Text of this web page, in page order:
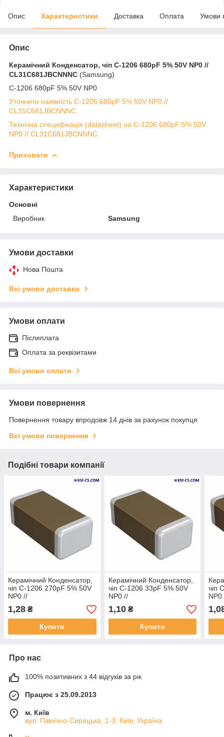
Опис Характеристики Доставка Оплата Умови
Опис
Керамічний Конденсатор, чіп C-1206 680pF 5% 50V NP0 //
CL31C681JBCNNNC (Samsung)
C-1206 680pF 5% 50V NP0
Уточнити наявність C-1206 680pF 5% 50V NP0 //
CL31C681JBCNNNC
Технічна специфікація (datasheet) на C-1206 680pF 5% 50V
NP0 // CL31C681JBCNNNC
Приховати
Характеристики
Основні
Виробник
Samsung
Умови доставки
Нова Пошта
Всі умови доставки
Умови оплати
Післяплата
Оплата за реквізитами
Всі умови оплати
Умови повернення
Повернення товару впродовж 14 днів за рахунок покупця
Всі умови повернення
Подібні товари компанії
Керамічний Конденсатор,
чіп C-1206 270pF 5% 50V
NP0 //
CL31C271JBCNNNC
(Samsung)
1,28 ₴
Купити
Керамічний Конденсатор,
чіп C-1206 33pF 5% 50V
NP0 //
CL31C330JBCNNNC
(Samsung)
1,10₴
Купити
чіп
NP0
Про нас
100% позитивних з 44 відгуків за рік
Працює з 25.09.2013
м. Київ
вул. Північно-Сирецька, 1-3, Київ, Україна